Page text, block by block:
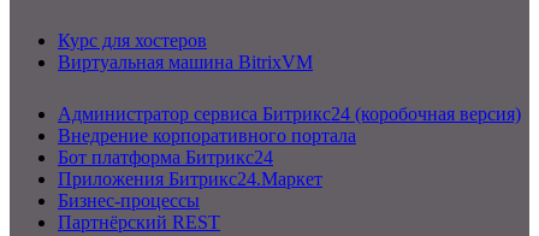
Курс для хостеров
Виртуальная машина BitrixVM
Администратор сервиса Битрикс24 (коробочная версия)
Внедрение корпоративного портала
Бот платформа Битрикс24
Приложения Битрикс24.Маркет
Бизнес-процессы
Партнёрский REST